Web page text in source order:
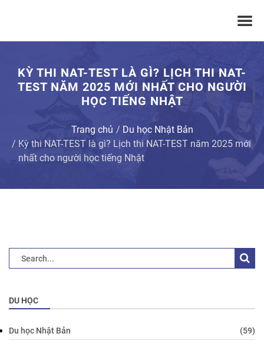
KỲ THI NAT-TEST LÀ GÌ? LỊCH THI NAT-
TEST NĂM 2025 MỚI NHẤT CHO NGƯỜI
HỌC TIẾNG NHẬT
Trang chủ
Du học Nhật Bản
Kỳ thi NAT-TEST là gì? Lịch thi NAT-TEST năm 2025 mới
nhất cho người học tiếng Nhật
DU HỌC
Du học Nhật Bản (59)